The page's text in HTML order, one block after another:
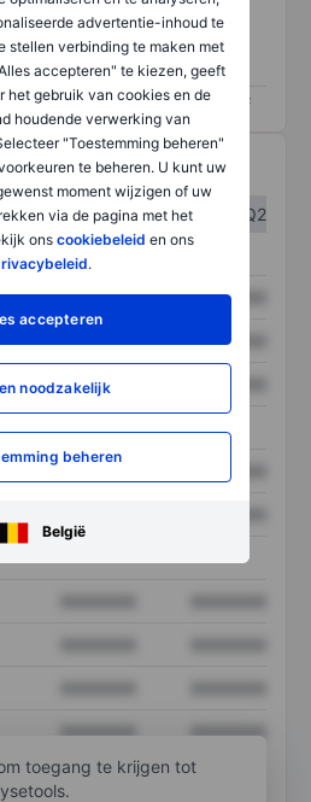
advertentie-inhoud te
stellen verbinding te maken met
accepteren" te kiezen, geeft
het gebruik van cookies en de
houdende verwerking van
"Toestemming beheren"
te beheren. U kunt uw
moment wijzigen of uw
via de pagina met het
ons cookiebeleid en ons
.
accepteren
noodzakelijk
beheren
België
voor geen risico en 100 voor
/
Q1
Q2
XXXXXXX XXXXXXX
XXXXXXX XXXXXXX
XXXXXXX
XXXXXXX
XXXXXXX
toegang te krijgen tot